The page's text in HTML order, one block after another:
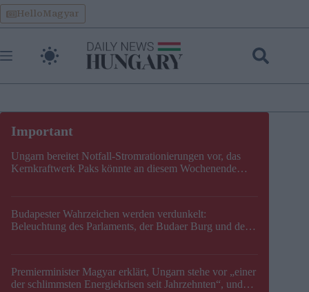
Skip
to
content
HelloMagyar
Ungarn bereitet Notfall-Stromrationierungen vor, das
Kernkraftwerk Paks könnte an diesem Wochenende
Budapester Wahrzeichen werden verdunkelt:
Beleuchtung des Parlaments, der Budaer Burg und der
Premierminister Magyar erklärt, Ungarn stehe vor „einer
der schlimmsten Energiekrisen seit Jahrzehnten“, und